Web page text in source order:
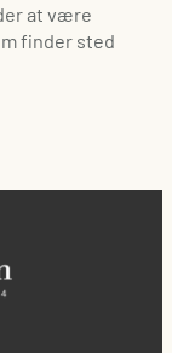
at være
finder sted